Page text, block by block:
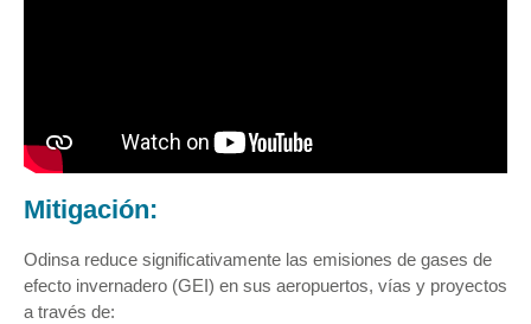
Mitigación:
Odinsa reduce significativamente las emisiones de gases de
efecto invernadero (GEI) en sus aeropuertos, vías y proyectos
a través de: